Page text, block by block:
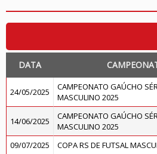
DATA
24/05/2025
CAMPEONATO GAÚCHO
MASCULINO 2025
14/06/2025
CAMPEONATO GAÚCHO
MASCULINO 2025
09/07/2025 COPA RS DE FUTSAL